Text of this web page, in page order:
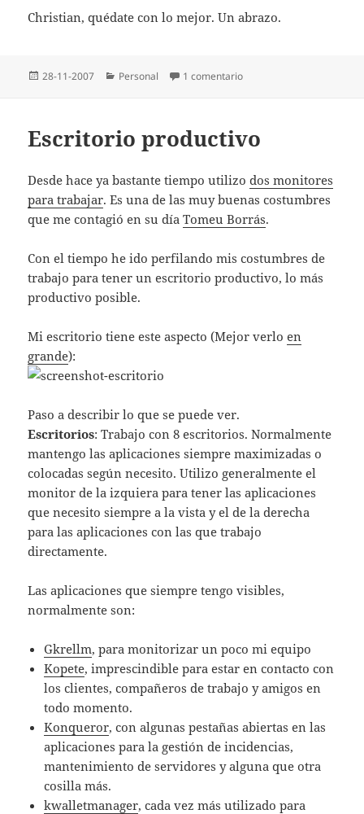
Christian, quédate con lo mejor. Un abrazo.
Publicado
28-11-2007 Categorías
Personal 1 comentarioen Los ojos de Christian
Escritorio productivo
Desde hace ya bastante tiempo utilizodos monitores
para trabajar. Es una de las muy buenas costumbres
que me contagió en su dí­aTomeu Borrás.
Con el tiempo he ido perfilando mis costumbres de
trabajo para tener un escritorio productivo, lo más
productivo posible.
Mi escritorio tiene este aspecto (Mejor verloen
grande):
Paso a describir lo que se puede ver.
Escritorios: Trabajo con 8 escritorios. Normalmente
mantengo las aplicaciones siempre maximizadas o
colocadas según necesito. Utilizo generalmente el
monitor de la izquiera para tener las aplicaciones
que necesito siempre a la vista y el de la derecha
para las aplicaciones con las que trabajo
directamente.
Las aplicaciones que siempre tengo visibles,
normalmente son:
Gkrellm, para monitorizar un poco mi equipo
Kopete, imprescindible para estar en contacto con
los clientes, compañeros de trabajo y amigos en
todo momento.
Konqueror, con algunas pestañas abiertas en las
aplicaciones para la gestión de incidencias,
mantenimiento de servidores y alguna que otra
cosilla más.
kwalletmanager, cada vez más utilizado para